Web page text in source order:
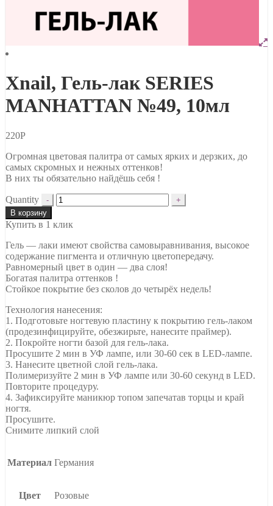
Xnail, Гель-лак SERIES
MANHATTAN №49, 10мл
220Р
Огромная цветовая палитра от самых ярких и дерзких, до
самых скромных и нежных оттенков!
В них ты обязательно найдёшь себя !
Quantity
В корзину
Купить в 1 клик
Гель — лаки имеют свойства самовыравнивания, высокое
содержание пигмента и отличную цветопередачу.
Равномерный цвет в один — два слоя!
Богатая палитра оттенков !
Стойкое покрытие без сколов до четырёх недель!
Технология нанесения:
1. Подготовьте ногтевую пластину к покрытию гель-лаком
(продезинфицируйте, обезжирьте, нанесите праймер).
2. Покройте ногти базой для гель-лака.
Просушите 2 мин в УФ лампе, или 30-60 сек в LED-лампе.
3. Нанесите цветной слой гель-лака.
Полимеризуйте 2 мин в УФ лампе или 30-60 секунд в LED.
Повторите процедуру.
4. Зафиксируйте маникюр топом запечатав торцы и край
ногтя.
Просушите.
Снимите липкий слой
Материал Германия
Цвет Розовые